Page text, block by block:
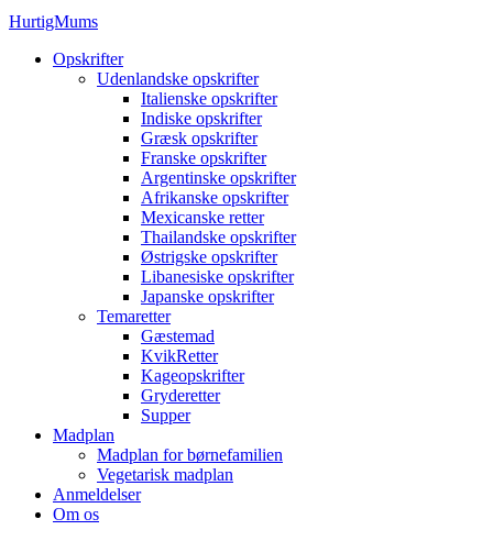
HurtigMums
Opskrifter
Udenlandske opskrifter
Italienske opskrifter
Indiske opskrifter
Græsk opskrifter
Franske opskrifter
Argentinske opskrifter
Afrikanske opskrifter
Mexicanske retter
Thailandske opskrifter
Østrigske opskrifter
Libanesiske opskrifter
Japanske opskrifter
Temaretter
Gæstemad
KvikRetter
Kageopskrifter
Gryderetter
Supper
Madplan
Madplan for børnefamilien
Vegetarisk madplan
Anmeldelser
Om os